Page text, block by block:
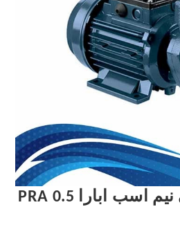
پمپ آب محیطی نیم اسب ابارا PRA 0.5